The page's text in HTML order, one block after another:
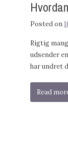
Posted on
Rigtig
udsender
har undret
Read